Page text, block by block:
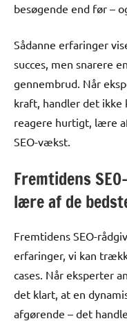
besøgende end før –
Sådanne erfaringer
succes, men snarere
gennembrud. Når
kraft, handler det ikke
reagere hurtigt, lære
SEO-vækst.
Fremtidens
lære af de
Fremtidens SEO-
erfaringer, vi kan
cases. Når eksperter
det klart, at en
afgørende – det